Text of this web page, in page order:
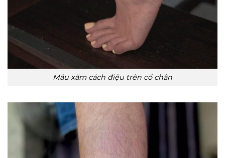
Mẫu xăm cách điệu trên cổ chân